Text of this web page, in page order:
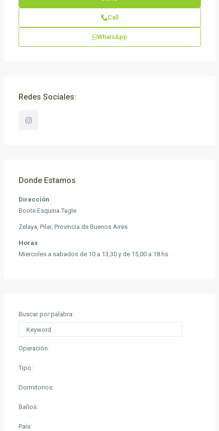
Call
WhatsApp
Redes Sociales:
Donde Estamos
Dirección
Boote Esquina Tagle
Zelaya, Pilar, Provincia de Buenos Aires
Horas
Miercoles a sabados de 10 a 13,30 y de 15,00 a 18 hs
Buscar por palabra:
Operación:
Tipo:
Dormitorios:
Baños:
País: